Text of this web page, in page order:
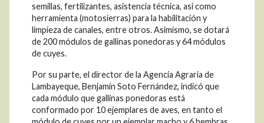
semillas, fertilizantes, asistencia técnica, así como
herramienta (motosierras) para la habilitación y
limpieza de canales, entre otros. Asimismo, se dotará
de 200 módulos de gallinas ponedoras y 64 módulos
de cuyes.
Por su parte, el director de la Agencia Agraria de
Lambayeque, Benjamín Soto Fernández, indicó que
cada módulo que gallinas ponedoras está
conformado por 10 ejemplares de aves, en tanto el